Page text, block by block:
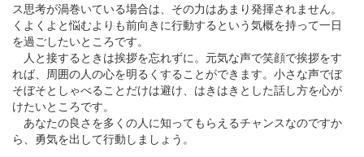
ス思考が渦巻いている場合は、その力はあまり発揮されません。
くよくよと悩むよりも前向きに行動するという気概を持って一日
を過ごしたいところです。
人と接するときは挨拶を忘れずに。元気な声で笑顔で挨拶をす
れば、周囲の人の心を明るくすることができます。小さな声でぼ
そぼそとしゃべることだけは避け、はきはきとした話し方を心が
けたいところです。
あなたの良さを多くの人に知ってもらえるチャンスなのですか
ら、勇気を出して行動しましょう。